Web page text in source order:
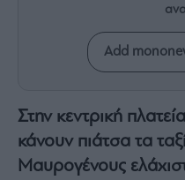
Les
Bons
Vivants
Auto
Add
Στην κεντρική
κάνουν πιάτσα τα
Μαυρογένους